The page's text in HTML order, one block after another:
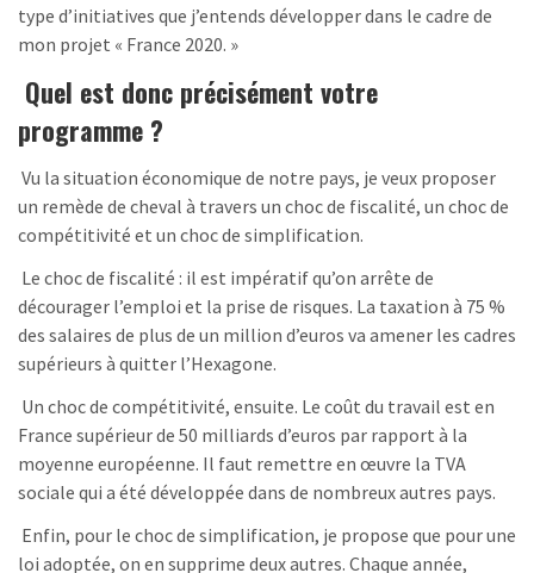
type d’initiatives que j’entends développer dans le cadre de
mon projet « France 2020. »
Quel est donc précisément votre
programme ?
Vu la situation économique de notre pays, je veux proposer
un remède de cheval à travers un choc de fiscalité, un choc de
compétitivité et un choc de simplification.
Le choc de fiscalité : il est impératif qu’on arrête de
décourager l’emploi et la prise de risques. La taxation à 75 %
des salaires de plus de un million d’euros va amener les cadres
supérieurs à quitter l’Hexagone.
Un choc de compétitivité, ensuite. Le coût du travail est en
France supérieur de 50 milliards d’euros par rapport à la
moyenne européenne. Il faut remettre en œuvre la TVA
sociale qui a été développée dans de nombreux autres pays.
Enfin, pour le choc de simplification, je propose que pour une
loi adoptée, on en supprime deux autres. Chaque année,